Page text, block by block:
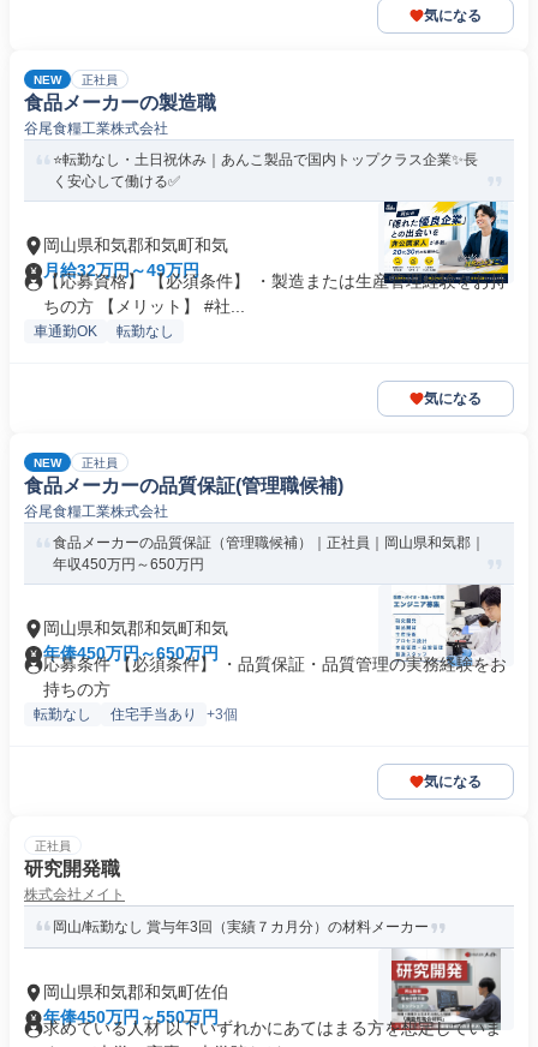
気になる
NEW 正社員
食品メーカーの製造職
谷尾食糧工業株式会社
⭐転勤なし・土日祝休み｜あんこ製品で国内トップクラス企業✨長
く安心して働ける✅
岡山県和気郡和気町和気
月給32万円～49万円
【応募資格】 【必須条件】 ・製造または生産管理経験をお持
ちの方 【メリット】 #社...
車通勤OK 転勤なし
気になる
NEW 正社員
食品メーカーの品質保証(管理職候補)
谷尾食糧工業株式会社
食品メーカーの品質保証（管理職候補）｜正社員｜岡山県和気郡｜
年収450万円～650万円
岡山県和気郡和気町和気
年俸450万円～650万円
応募条件 【必須条件】 ・品質保証・品質管理の実務経験をお
持ちの方
転勤なし 住宅手当あり +3個
気になる
正社員
研究開発職
株式会社メイト
岡山/転勤なし 賞与年3回（実績７カ月分）の材料メーカー
岡山県和気郡和気町佐伯
年俸450万円～550万円
求めている人材 以下いずれかにあてはまる方を想定していま